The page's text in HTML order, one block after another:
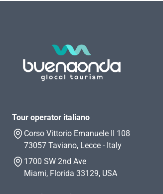
Tour operator italiano
Corso Vittorio Emanuele II 108
73057 Taviano, Lecce - Italy
1700 SW 2nd Ave
Miami, Florida 33129, USA